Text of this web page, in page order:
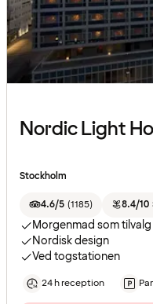
Nordic Light
Stockholm
4.6/5 (1185) 8.4/10
Morgenmad som tilvalg
Nordisk design
Ved togstationen
24 h reception